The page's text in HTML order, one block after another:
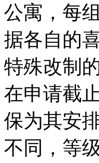
公寓，每
据各自的
特殊改制
在申请截
保为其安
不同，等